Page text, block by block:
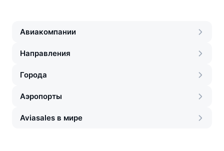
Авиакомпании
Направления
Города
Аэропорты
Aviasales в мире